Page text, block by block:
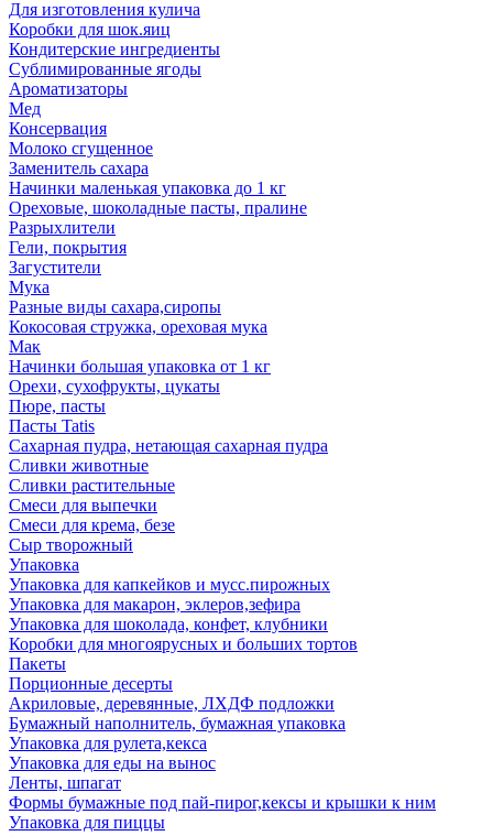
Для изготовления кулича
Коробки для шок.яиц
Кондитерские ингредиенты
Сублимированные ягоды
Ароматизаторы
Мед
Консервация
Молоко сгущенное
Заменитель сахара
Начинки маленькая упаковка до 1 кг
Ореховые, шоколадные пасты, пралине
Разрыхлители
Гели, покрытия
Загустители
Мука
Разные виды сахара,сиропы
Кокосовая стружка, ореховая мука
Мак
Начинки большая упаковка от 1 кг
Орехи, сухофрукты, цукаты
Пюре, пасты
Пасты Tatis
Сахарная пудра, нетающая сахарная пудра
Сливки животные
Сливки растительные
Смеси для выпечки
Смеси для крема, безе
Сыр творожный
Упаковка
Упаковка для капкейков и мусс.пирожных
Упаковка для макарон, эклеров,зефира
Упаковка для шоколада, конфет, клубники
Коробки для многоярусных и больших тортов
Пакеты
Порционные десерты
Акриловые, деревянные, ЛХДФ подложки
Бумажный наполнитель, бумажная упаковка
Упаковка для рулета,кекса
Упаковка для еды на вынос
Ленты, шпагат
Формы бумажные под пай-пирог,кексы и крышки к ним
Упаковка для пиццы